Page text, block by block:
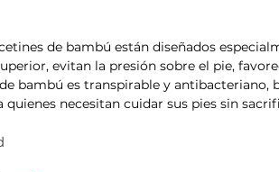
de bambú están diseñados
evitan la presión sobre el pie,
bambú es transpirable y
quienes necesitan cuidar sus pies sin